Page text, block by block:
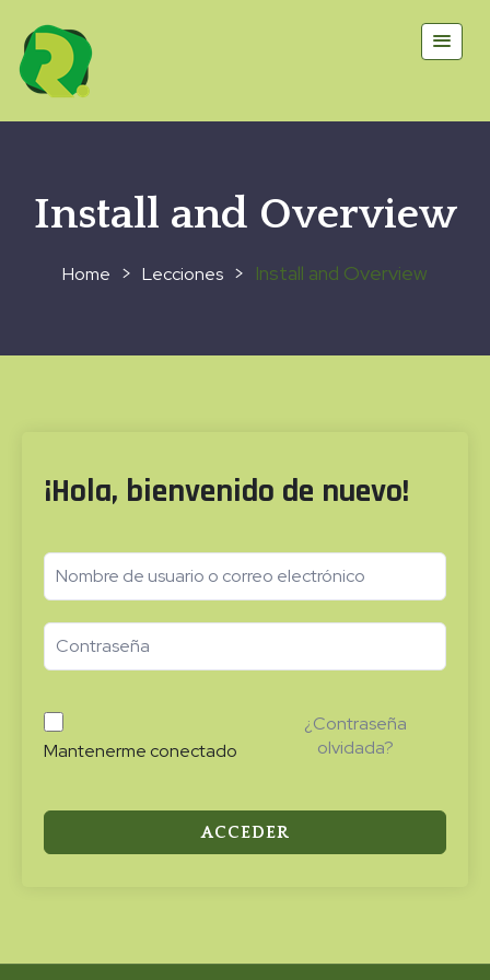
Install and Overview
> Lecciones > Install and Overview
¡Hola, bienvenido de nuevo!
Mantenerme conectado
¿Contraseña
olvidada?
ACCEDER